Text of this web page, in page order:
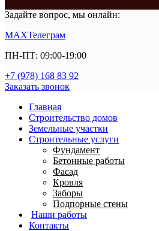
Задайте вопрос, мы онлайн:
MAXТелеграм
ПН-ПТ: 09:00-19:00
+7 (978) 168 83 92
Заказать звонок
Главная
Строительство домов
Земельные участки
Строительные услуги
Фундамент
Бетонные работы
Фасад
Кровля
Заборы
Подпорные стены
Наши работы
Контакты